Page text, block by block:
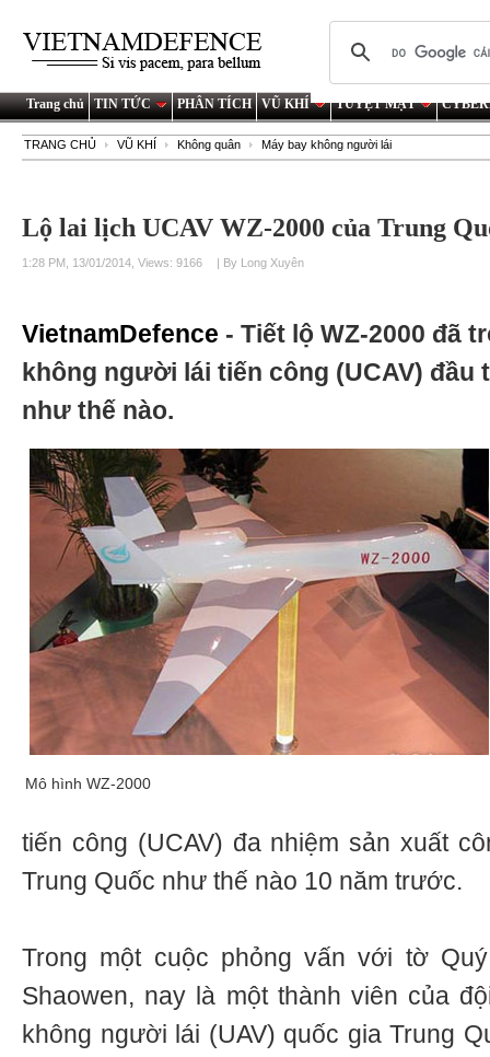
Trang chủ TIN TỨC PHÂN TÍCH VŨ KHÍ TUYỆT MẬT
TRANG CHỦ VŨ KHÍ Không quân Máy bay không người lái
Lộ lai lịch UCAV WZ-2000 của Trung
1:28 PM, 13/01/2014, Views: 9166 | By Long Xuyên
VietnamDefence - Tiết lộ WZ-2000 đã
không người lái tiến công (UCAV) đầu
như thế nào.
Mô hình WZ-2000
tiến công (UCAV) đa nhiệm sản xuất
Trung Quốc như thế nào 10 năm trước.
Trong một cuộc phỏng vấn với tờ
Shaowen, nay là một thành viên của
không người lái (UAV) quốc gia Trung